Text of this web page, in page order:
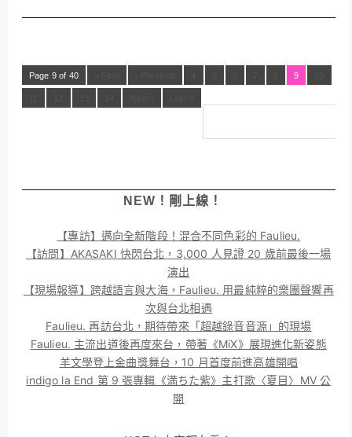
Page 9 of 40 9
NEW！剛上線！
【專訪】邁向全新階段！混合不同色彩的 Faulieu.
【訪問】AKASAKI 快閃台北，3,000 人見證 20 歲前最後一場
演出
【現場報導】跨越語言與大海，Faulieu. 用最純粹的樂團聲響再
次與台北相遇
Faulieu. 再訪台北，期待帶來「超越錄音音源」的現場
Faulieu. 主流出道後再度來台，帶著《MiX》展現進化新姿態
羊文學登上金曲獎舞台，10 月首度前進高雄開唱
indigo la End 第 9 張專輯《満ちた紫》主打歌〈夏目〉MV 公
開